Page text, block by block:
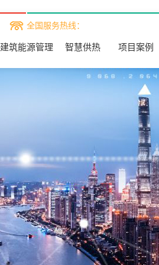
全国服务热线：
建筑能源管理 智慧供热 项目案例